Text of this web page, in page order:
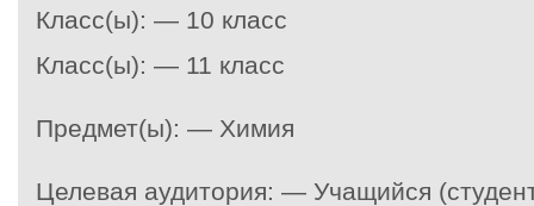
Класс(ы): — 10 класс
Класс(ы): — 11 класс
Предмет(ы): — Химия
Целевая аудитория: — Учащийся